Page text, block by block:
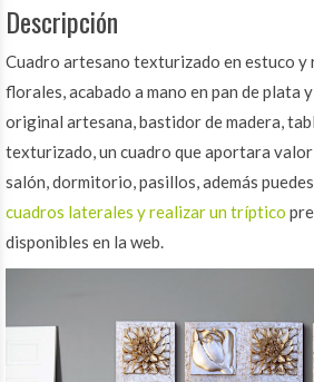
Descripción
Cuadro artesano texturizado en estuco y
florales, acabado a mano en pan de plata
original artesana, bastidor de madera,
texturizado, un cuadro que aportara
salón, dormitorio, pasillos, además
cuadros laterales y realizar un tríptico
disponibles en la web.